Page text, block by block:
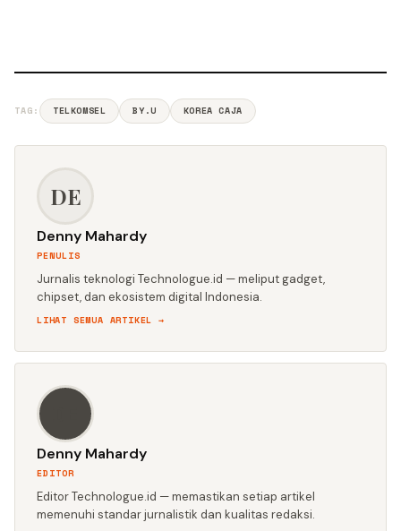
TAG: TELKOMSEL BY.U KOREA CAJA
DE
Denny Mahardy
PENULIS
Jurnalis teknologi Technologue.id — meliput gadget,
chipset, dan ekosistem digital Indonesia.
LIHAT SEMUA ARTIKEL →
Denny Mahardy
EDITOR
Editor Technologue.id — memastikan setiap artikel
memenuhi standar jurnalistik dan kualitas redaksi.